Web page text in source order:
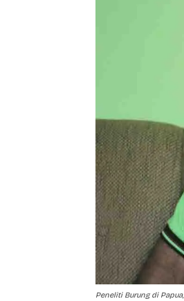
Peneliti Burung di